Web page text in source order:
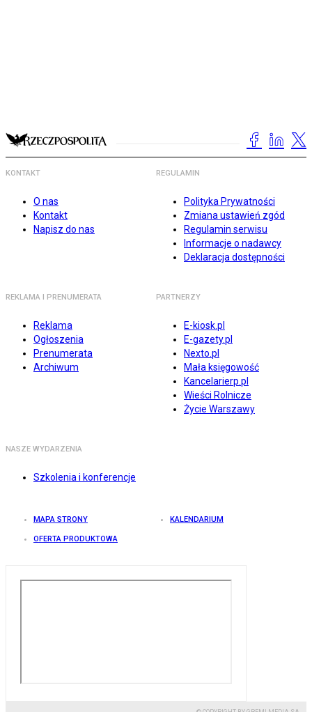
KONTAKT
O nas
Kontakt
Napisz do nas
REGULAMIN
Polityka Prywatności
Zmiana ustawień zgód
Regulamin serwisu
Informacje o nadawcy
Deklaracja dostępności
REKLAMA I PRENUMERATA
Reklama
Ogłoszenia
Prenumerata
Archiwum
PARTNERZY
E-kiosk.pl
E-gazety.pl
Nexto.pl
Mała księgowość
Kancelarierp.pl
Wieści Rolnicze
Życie Warszawy
NASZE WYDARZENIA
Szkolenia i konferencje
MAPA STRONY KALENDARIUM
OFERTA PRODUKTOWA